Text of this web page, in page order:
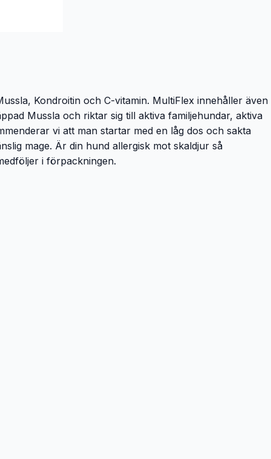
Kondroitin och C-vitamin. MultiFlex innehåller även
Mussla och riktar sig till aktiva familjehundar, aktiva
vi att man startar med en låg dos och sakta
mage. Är din hund allergisk mot skaldjur så
i förpackningen.